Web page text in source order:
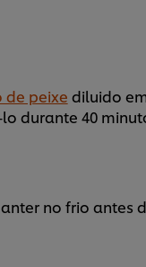
de peixe diluido
durante 40
no frio antes